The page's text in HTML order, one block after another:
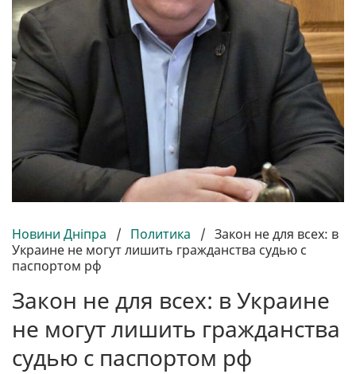
Новини Дніпра / Политика / Закон не для всех: в
Украине не могут лишить гражданства судью с
паспортом рф
Закон не для всех: в Украине
не могут лишить гражданства
судью с паспортом рф